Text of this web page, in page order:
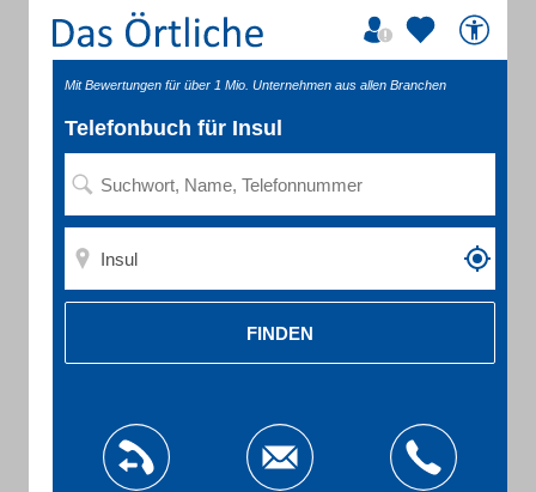
Mit Bewertungen für über 1 Mio. Unternehmen aus allen Branchen
Telefonbuch für Insul
FINDEN